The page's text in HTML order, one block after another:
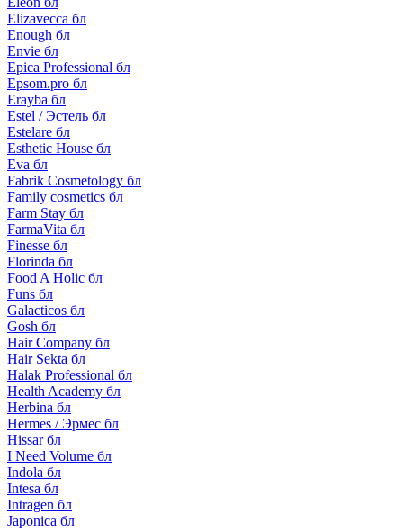
Elizavecca бл
Enough бл
Envie бл
Epica Professional бл
Epsom.pro бл
Erayba бл
Estel / Эстель бл
Estelare бл
Esthetic House бл
Eva бл
Fabrik Cosmetology бл
Family cosmetics бл
Farm Stay бл
FarmaVita бл
Finesse бл
Florinda бл
Food A Holic бл
Funs бл
Galacticos бл
Gosh бл
Hair Company бл
Hair Sekta бл
Halak Professional бл
Health Academy бл
Herbina бл
Hermes / Эрмес бл
Hissar бл
I Need Volume бл
Indola бл
Intesa бл
Intragen бл
Japonica бл